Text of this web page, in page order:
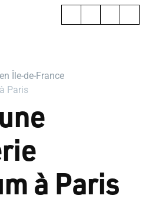
Île-de-France
Paris
à Paris